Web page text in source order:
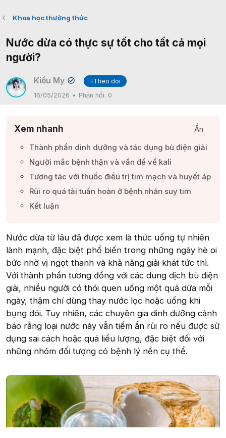
Khoa học thường thức
Nước dừa có thực sự tốt cho tất cả mọi
người?
Kiều My ✔
+Theo dõi
16/05/2026
Phản hồi: 0
Xem nhanh
Ẩn
Thành phần dinh dưỡng và tác dụng bù điện giải​
Người mắc bệnh thận và vấn đề về kali​
Tương tác với thuốc điều trị tim mạch và huyết áp​
Rủi ro quá tải tuần hoàn ở bệnh nhân suy tim​
Kết luận​
Nước dừa từ lâu đã được xem là thức uống tự nhiên
lành mạnh, đặc biệt phổ biến trong những ngày hè oi
bức nhờ vị ngọt thanh và khả năng giải khát tức thì.
Với thành phần tương đồng với các dung dịch bù điện
giải, nhiều người có thói quen uống một quả dừa mỗi
ngày, thậm chí dùng thay nước lọc hoặc uống khi
bụng đói. Tuy nhiên, các chuyên gia dinh dưỡng cảnh
báo rằng loại nước này vẫn tiềm ẩn rủi ro nếu được sử
dụng sai cách hoặc quá liều lượng, đặc biệt đối với
những nhóm đối tượng có bệnh lý nền cụ thể.